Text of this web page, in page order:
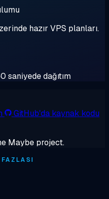
hazır VPS planları.
saniyede dağıtım
GitHub'da kaynak kodu
Maybe project.